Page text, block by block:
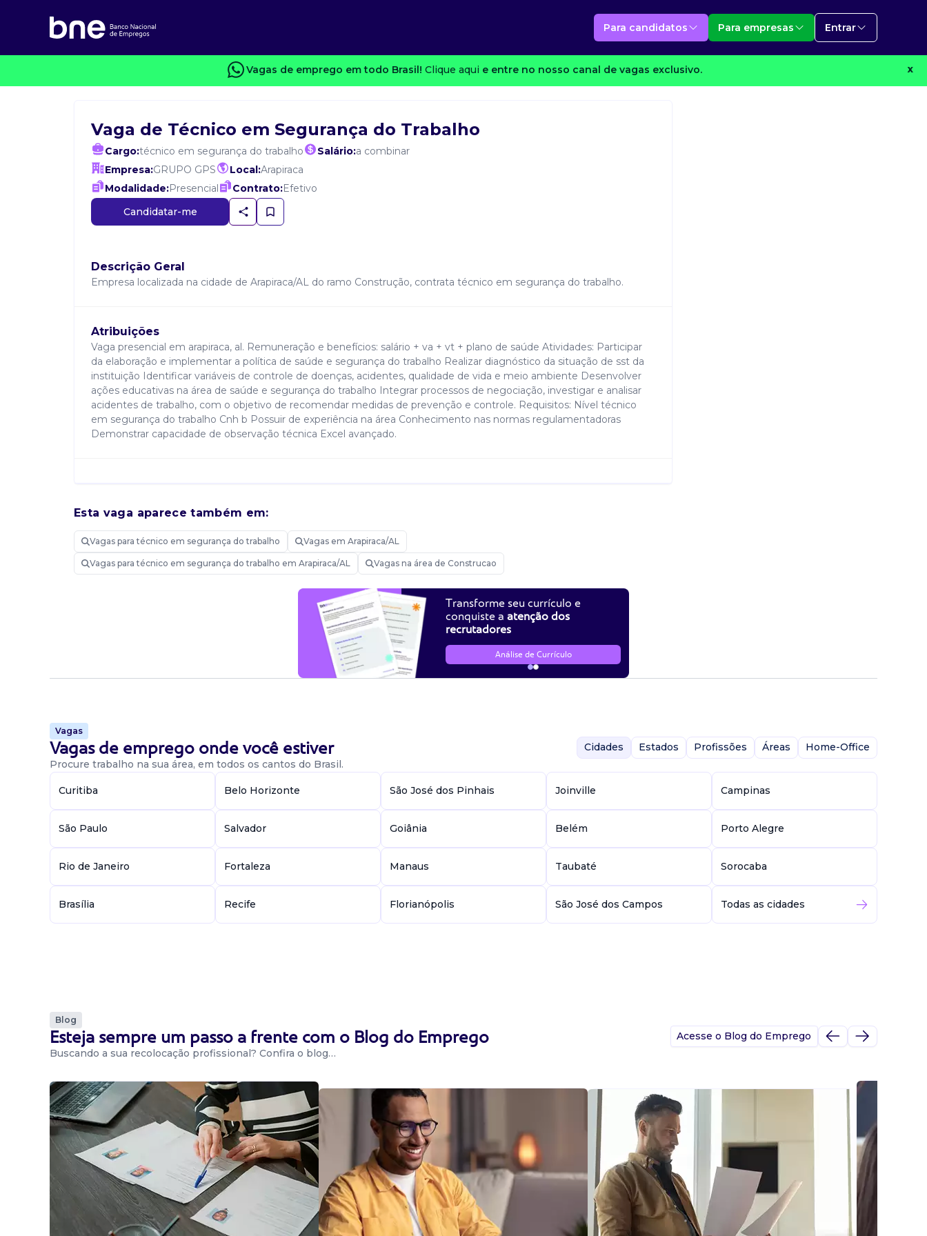
Para candidatos Para empresas Entrar
Vagas de emprego em todo Brasil! Clique aqui e entre no nosso canal de vagas exclusivo. X
Vaga de Técnico em Segurança do Trabalho
Cargo:técnico em segurança do trabalho Salário:a combinar
Empresa:GRUPO GPS Local:Arapiraca
Modalidade:Presencial Contrato:Efetivo
Candidatar-me
Descrição Geral
Empresa localizada na cidade de Arapiraca/AL do ramo Construção, contrata técnico em segurança do trabalho.
Atribuições
Vaga presencial em arapiraca, al. Remuneração e benefícios: salário + va + vt + plano de saúde Atividades: Participar
da elaboração e implementar a política de saúde e segurança do trabalho Realizar diagnóstico da situação de sst da
instituição Identificar variáveis de controle de doenças, acidentes, qualidade de vida e meio ambiente Desenvolver
ações educativas na área de saúde e segurança do trabalho Integrar processos de negociação, investigar e analisar
acidentes de trabalho, com o objetivo de recomendar medidas de prevenção e controle. Requisitos: Nível técnico
em segurança do trabalho Cnh b Possuir de experiência na área Conhecimento nas normas regulamentadoras
Demonstrar capacidade de observação técnica Excel avançado.
Candidatar-me
Esta vaga aparece também em:
Vagas para técnico em segurança do trabalho Vagas em Arapiraca/AL
Vagas para técnico em segurança do trabalho em Arapiraca/AL Vagas na área de Construcao
Transforme seu currículo e
conquiste a atenção dos
recrutadores
Análise de Currículo
Vagas
Vagas de emprego onde você estiver
Procure trabalho na sua área, em todos os cantos do Brasil.
Cidades Estados Profissões Áreas Home-Office
Curitiba Belo Horizonte São José dos Pinhais Joinville Campinas
São Paulo Salvador Goiânia Belém Porto Alegre
Rio de Janeiro Fortaleza Manaus Taubaté Sorocaba
Brasília Recife Florianópolis São José dos Campos Todas as cidades
Blog
Esteja sempre um passo a frente com o Blog do Emprego
Buscando a sua recolocação profissional? Confira o blog…
Acesse o Blog do Emprego